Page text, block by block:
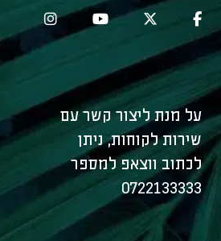
על מנת ליצור קשר עם
שירות לקוחות, ניתן
לכתוב ווצאפ למספר
0722133333